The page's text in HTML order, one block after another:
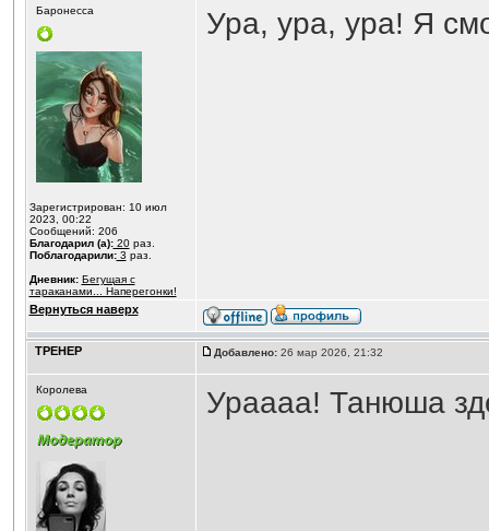
Баронесса
Зарегистрирован: 10 июл
2023, 00:22
Сообщений: 206
Благодарил (а):20раз.
Поблагодарили:3 раз.
Дневник: Бегущая с
тараканами... Наперегонки!
Ура, ура, ура! Я
Вернуться наверх
ТРЕНЕР Добавлено:26 мар 2026, 21:32
Королева Ураааа! Танюша